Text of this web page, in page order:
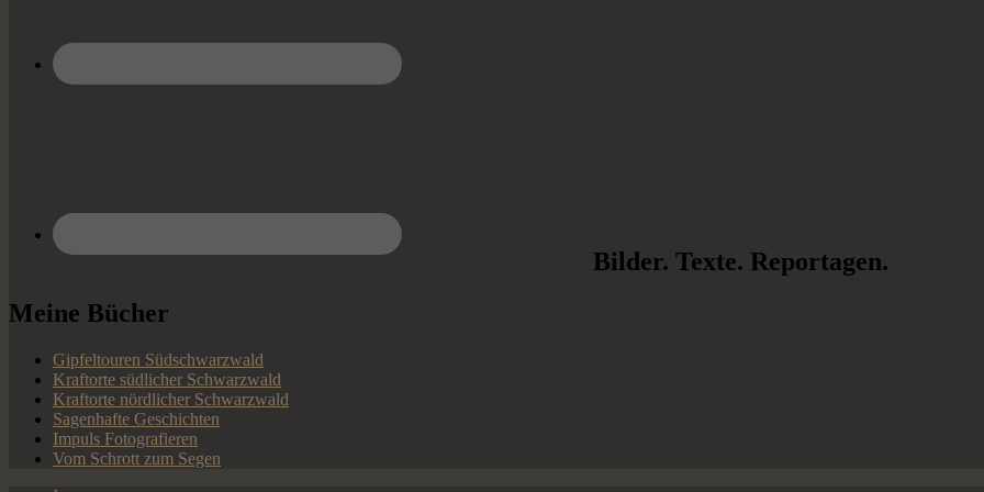
Bilder. Texte. Reportagen.
Meine Bücher
Gipfeltouren Südschwarzwald
Kraftorte südlicher Schwarzwald
Kraftorte nördlicher Schwarzwald
Sagenhafte Geschichten
Impuls Fotografieren
Vom Schrott zum Segen